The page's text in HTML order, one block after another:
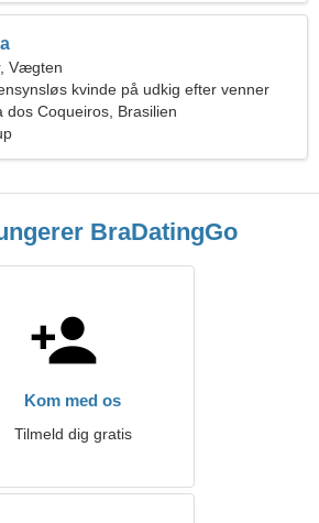
Vægten
kvinde på udkig efter venner
dos Coqueiros, Brasilien
BraDatingGo
Kom med os
Tilmeld dig gratis